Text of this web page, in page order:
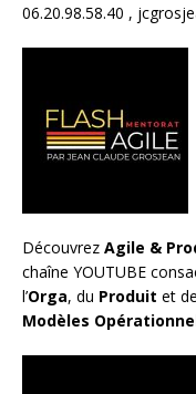
06.20.98.58.40 ,
Découvrez Agile &
chaîne YOUTUBE
l’Orga, du Produit et
Modèles